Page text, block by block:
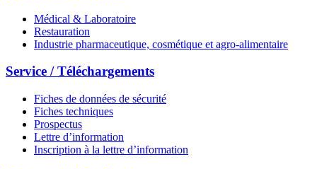
Médical & Laboratoire
Restauration
Industrie pharmaceutique, cosmétique et agro-alimentaire
Service / Téléchargements
Fiches de données de sécurité
Fiches techniques
Prospectus
Lettre d’information
Inscription à la lettre d’information